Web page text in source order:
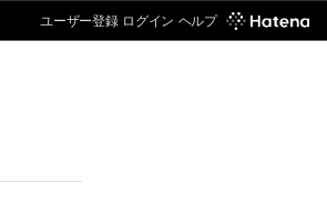
ユーザー登録 ログイン ヘルプ